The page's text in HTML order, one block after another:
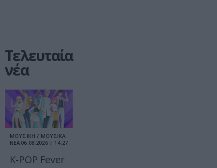
Τελευταία
νέα
ΜΟΥΣΙΚΗ / ΜΟΥΣΙΚΑ
ΝΕΑ 06.08.2026 | 14.27
K-POP Fever